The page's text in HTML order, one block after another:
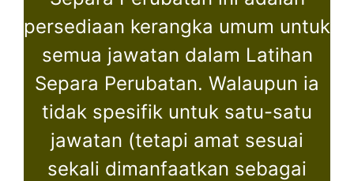
persediaan kerangka umum untuk
semua jawatan dalam Latihan
Separa Perubatan. Walaupun ia
tidak spesifik untuk satu-satu
jawatan (tetapi amat sesuai
sekali dimanfaatkan sebagai